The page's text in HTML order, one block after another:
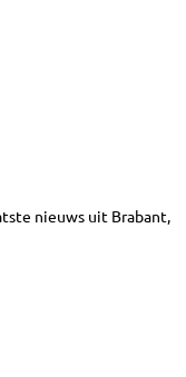
nieuws uit Brabant,